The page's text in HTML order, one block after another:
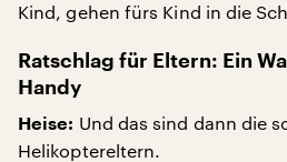
Kind, gehen fürs Kind in die
Ratschlag für Eltern: Ein
Handy
Heise: Und das sind dann die
Helikoptereltern.